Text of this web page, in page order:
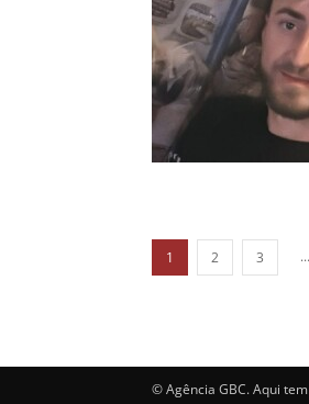
1 2 3 ...
© Agência GBC. Aqui